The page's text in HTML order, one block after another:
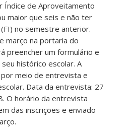
Índice de Aproveitamento
maior que seis e não ter
no semestre anterior.
março na portaria do
preencher um formulário e
histórico escolar. A
meio de entrevista e
Data da entrevista: 27
O horário da entrevista
das inscrições e enviado